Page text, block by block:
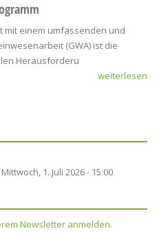
mit einem umfassenden und
(GWA) ist die
Herausforderu
weiterlesen
Mittwoch, 1. Juli 2026 - 15:00
Newsletter anmelden.